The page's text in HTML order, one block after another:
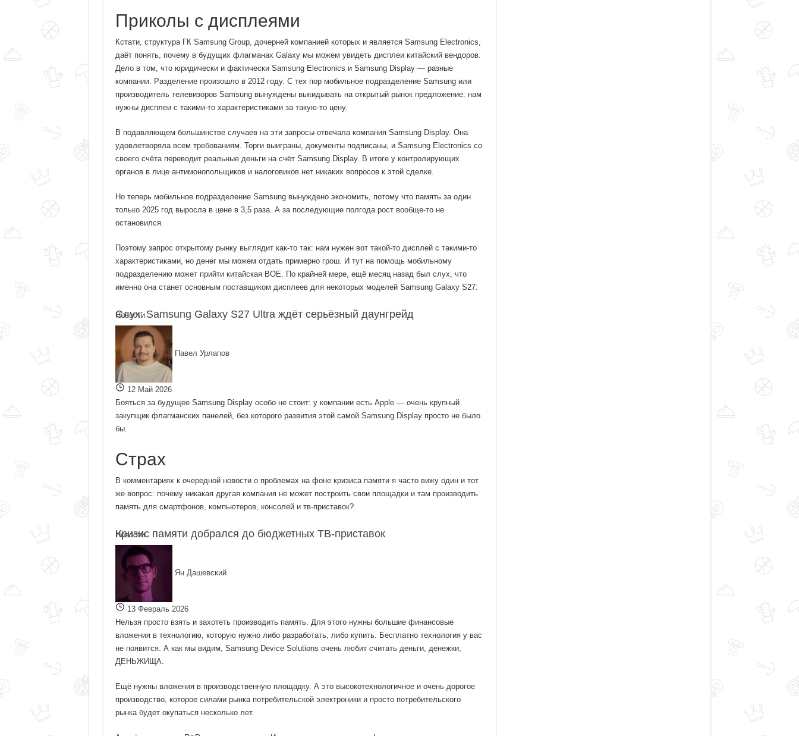
Приколы с дисплеями
Кстати, структура ГК Samsung Group, дочерней компанией которых и является Samsung Electronics,
даёт понять, почему в будущих флагманах Galaxy мы можем увидеть дисплеи китайский вендоров.
Дело в том, что юридически и фактически Samsung Electronics и Samsung Display — разные
компании. Разделение произошло в 2012 году. С тех пор мобильное подразделение Samsung или
производитель телевизоров Samsung вынуждены выкидывать на открытый рынок предложение: нам
нужны дисплеи с такими-то характеристиками за такую-то цену.
В подавляющем большинстве случаев на эти запросы отвечала компания Samsung Display. Она
удовлетворяла всем требованиям. Торги выиграны, документы подписаны, и Samsung Electronics со
своего счёта переводит реальные деньги на счёт Samsung Display. В итоге у контролирующих
органов в лице антимонопольщиков и налоговиков нет никаких вопросов к этой сделке.
Но теперь мобильное подразделение Samsung вынуждено экономить, потому что память за один
только 2025 год выросла в цене в 3,5 раза. А за последующие полгода рост вообще-то не
остановился.
Поэтому запрос открытому рынку выглядит как-то так: нам нужен вот такой-то дисплей с такими-то
характеристиками, но денег мы можем отдать примерно грош. И тут на помощь мобильному
подразделению может прийти китайская BOE. По крайней мере, ещё месяц назад был слух, что
именно она станет основным поставщиком дисплеев для некоторых моделей Samsung Galaxy S27:
Новости
Слух: Samsung Galaxy S27 Ultra ждёт серьёзный даунгрейд
Павел Урлапов
12 Май 2026
Бояться за будущее Samsung Display особо не стоит: у компании есть Apple — очень крупный
закупщик флагманских панелей, без которого развития этой самой Samsung Display просто не было
бы.
Страх
В комментариях к очередной новости о проблемах на фоне кризиса памяти я часто вижу один и тот
же вопрос: почему никакая другая компания не может построить свои площадки и там производить
память для смартфонов, компьютеров, консолей и тв-приставок?
Новости
Кризис памяти добрался до бюджетных ТВ-приставок
Ян Дашевский
13 Февраль 2026
Нельзя просто взять и захотеть производить память. Для этого нужны большие финансовые
вложения в технологию, которую нужно либо разработать, либо купить. Бесплатно технология у вас
не появится. А как мы видим, Samsung Device Solutions очень любит считать деньги, денежки,
ДЕНЬЖИЩА.
Ещё нужны вложения в производственную площадку. А это высокотехнологичное и очень дорогое
производство, которое силами рынка потребительской электроники и просто потребительского
рынка будет окупаться несколько лет.